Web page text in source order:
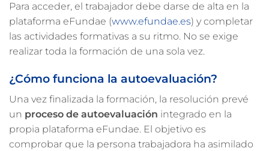
Para acceder, el trabajador debe darse de alta en la
plataforma eFundae (www.efundae.es) y completar
las actividades formativas a su ritmo. No se exige
realizar toda la formación de una sola vez.
¿Cómo funciona la autoevaluación?
Una vez finalizada la formación, la resolución prevé
un proceso de autoevaluación integrado en la
propia plataforma eFundae. El objetivo es
comprobar que la persona trabajadora ha asimilado